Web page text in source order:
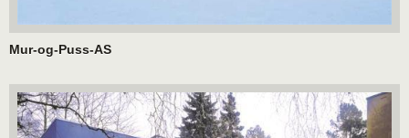
Mur-og-Puss-AS